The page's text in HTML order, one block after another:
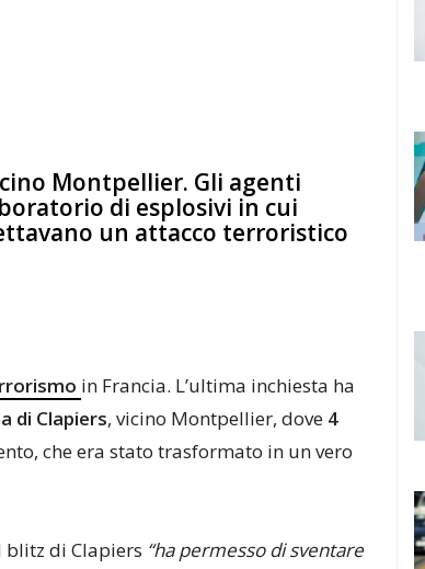
Montpellier. Gli agenti
di esplosivi in cui
un attacco terroristico
in Francia. L’ultima inchiesta ha
di Clapiers, vicino Montpellier, dove 4
che era stato trasformato in un vero
blitz di Clapiers “ha permesso di sventare